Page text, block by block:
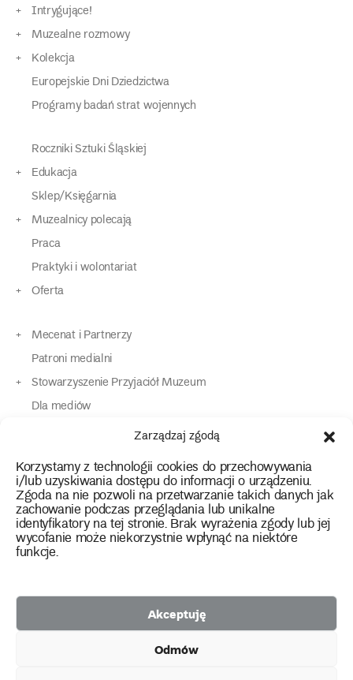
Zarządzaj zgodą
Korzystamy z technologii cookies do przechowywania
i/lub uzyskiwania dostępu do informacji o urządzeniu.
Zgoda na nie pozwoli na przetwarzanie takich danych jak
zachowanie podczas przeglądania lub unikalne
identyfikatory na tej stronie. Brak wyrażenia zgody lub jej
wycofanie może niekorzystnie wpłynąć na niektóre
funkcje.
Akceptuję
Odmów
Intrygujące!
Muzealne rozmowy
Kolekcja
Europejskie Dni Dziedzictwa
Programy badań strat wojennych
Roczniki Sztuki Śląskiej
Edukacja
Sklep/Księgarnia
Muzealnicy polecają
Praca
Praktyki i wolontariat
Oferta
Mecenat i Partnerzy
Patroni medialni
Stowarzyszenie Przyjaciół Muzeum
Dla mediów
Dla osób o specjalnych potrzebach
Kontakt
instagram
twitterfacebookyoutube
tiktok
2026 Copyright by Muzeum Narodowe we Wrocławiu
Polityka prywatności
Facebookfacebook